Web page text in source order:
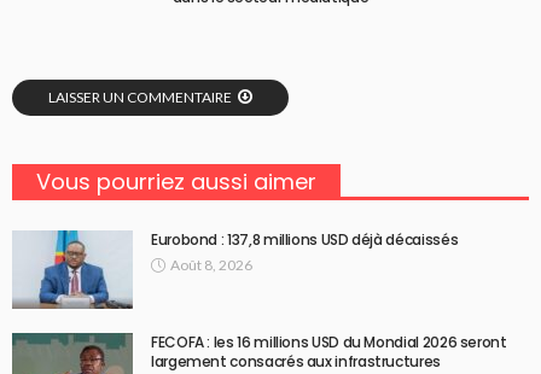
LAISSER UN COMMENTAIRE
Vous pourriez aussi aimer
Eurobond : 137,8 millions USD déjà décaissés
Août 8, 2026
FECOFA : les 16 millions USD du Mondial 2026 seront
largement consacrés aux infrastructures